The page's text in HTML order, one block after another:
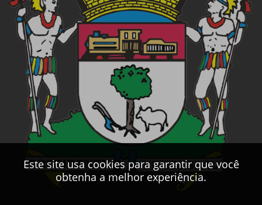
Este site usa cookies para garantir que você
obtenha a melhor experiência.